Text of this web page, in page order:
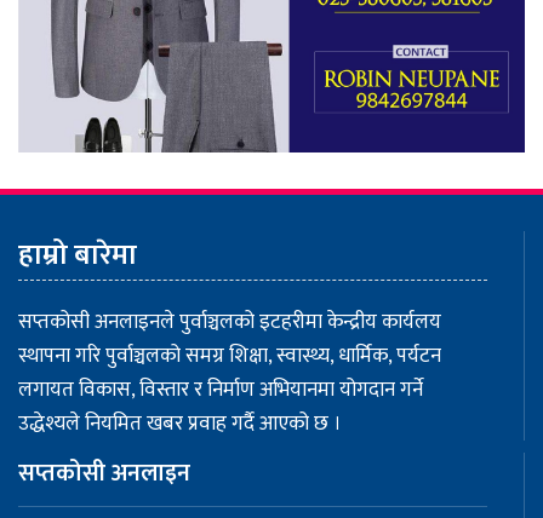
हाम्रो बारेमा
सप्तकोसी अनलाइनले पुर्वाञ्चलको इटहरीमा केन्द्रीय कार्यलय
स्थापना गरि पुर्वाञ्चलको समग्र शिक्षा, स्वास्थ्य, धार्मिक, पर्यटन
लगायत विकास, विस्तार र निर्माण अभियानमा योगदान गर्ने
उद्धेश्यले नियमित खबर प्रवाह गर्दै आएको छ ।
सप्तकोसी अनलाइन